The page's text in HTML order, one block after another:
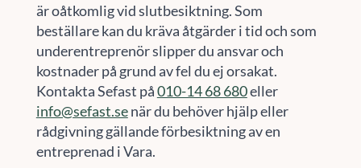
är oåtkomlig vid slutbesiktning. Som
beställare kan du kräva åtgärder i tid och som
underentreprenör slipper du ansvar och
kostnader på grund av fel du ej orsakat.
Kontakta Sefast på010-14 68 680eller
info@sefast.senär du behöver hjälp eller
rådgivning gällande förbesiktning av en
entreprenad i Vara.